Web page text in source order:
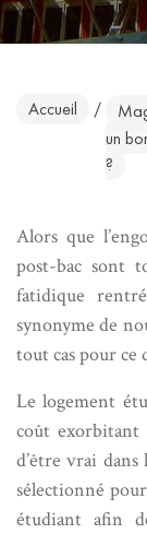
Accueil /
un
?
Alors que
post-bac sont
fatidique
synonyme de
tout cas pour ce
Le logement
coût exorbitant
d’être vrai
sélectionné
étudiant afin